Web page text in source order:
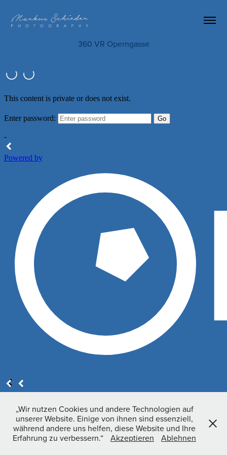
360 VR Operngasse
„Wir nutzen Cookies und andere Technologien auf
unserer Website. Einige von ihnen sind essenziell,
während andere uns helfen, diese Website und Ihre
Erfahrung zu verbessern.“
Akzeptieren Ablehnen